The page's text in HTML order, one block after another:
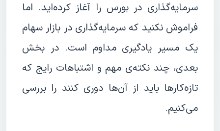
سرمایه‌گذاری در بورس را آغاز کرده‌اید. اما
فراموش نکنید که سرمایه‌گذاری در بازار سهام
یک مسیر یادگیری مداوم است. در بخش
بعدی، چند نکته‌ی مهم و اشتباهات رایج که
تازه‌کارها باید از آن‌ها دوری کنند را بررسی
می‌کنیم.